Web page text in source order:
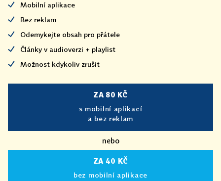
Mobilní aplikace
Bez reklam
Odemykejte obsah pro přátele
Články v audioverzi + playlist
Možnost kdykoliv zrušit
ZA 80 KČ
s mobilní aplikací
a bez reklam
nebo
ZA 40 KČ
bez mobilní aplikace